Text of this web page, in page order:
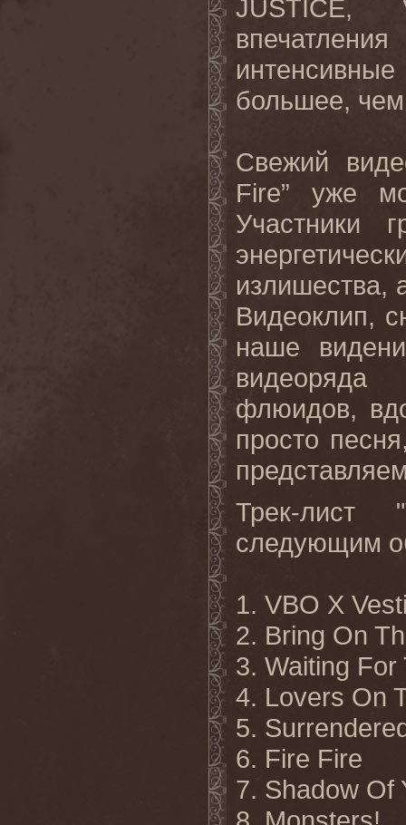
JUSTICE,
большее,
Свежий
Fire” уже
Участники
излишества,
Видеоклип,
наше
флюидов,
просто
Трек-лист
следующим
1. VBO X
2. Bring On
3. Waiting For
4. Lovers On
5.
6. Fire Fire
7. Shadow Of